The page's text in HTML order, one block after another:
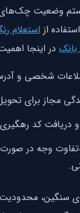
وضعیت چک‌های
از استعلام
در اینجا
شخصی و
مجاز برای
کد رهگیری ۱۰ رقمی.
وجه در صورت
سنگین،